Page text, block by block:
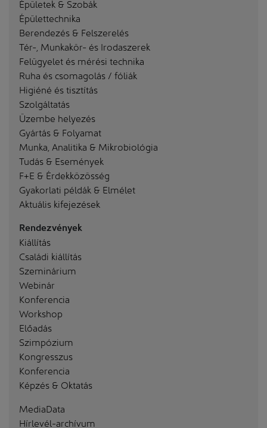
Épületek & Szobák
Épülettechnika
Berendezés & Felszerelés
Tér-, Munkakör- és Irodaszerek
Felügyelet és mérési technika
Ruha és csomagolás / fóliák
Higiéné és tisztítás
Szolgáltatás
Üzembe helyezés
Gyártás & Folyamat
Munka, Analitika & Mikrobiológia
Tudás & Események
F+E & Érdekközösség
Gyakorlati példák & Elmélet
Aktuális kifejezések
Rendezvények
Kiállítás
Családi kiállítás
Szeminárium
Webinár
Konferencia
Workshop
Előadás
Szimpózium
Kongresszus
Konferencia
Képzés & Oktatás
MediaData
Hírlevél-archívum